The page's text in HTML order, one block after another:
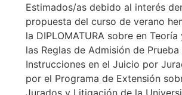
Estimados/as debido al interés
propuesta del curso de verano
la DIPLOMATURA sobre en
las Reglas de Admisión de
Instrucciones en el Juicio por
por el Programa de Extensión
Jurados y Litigación de la